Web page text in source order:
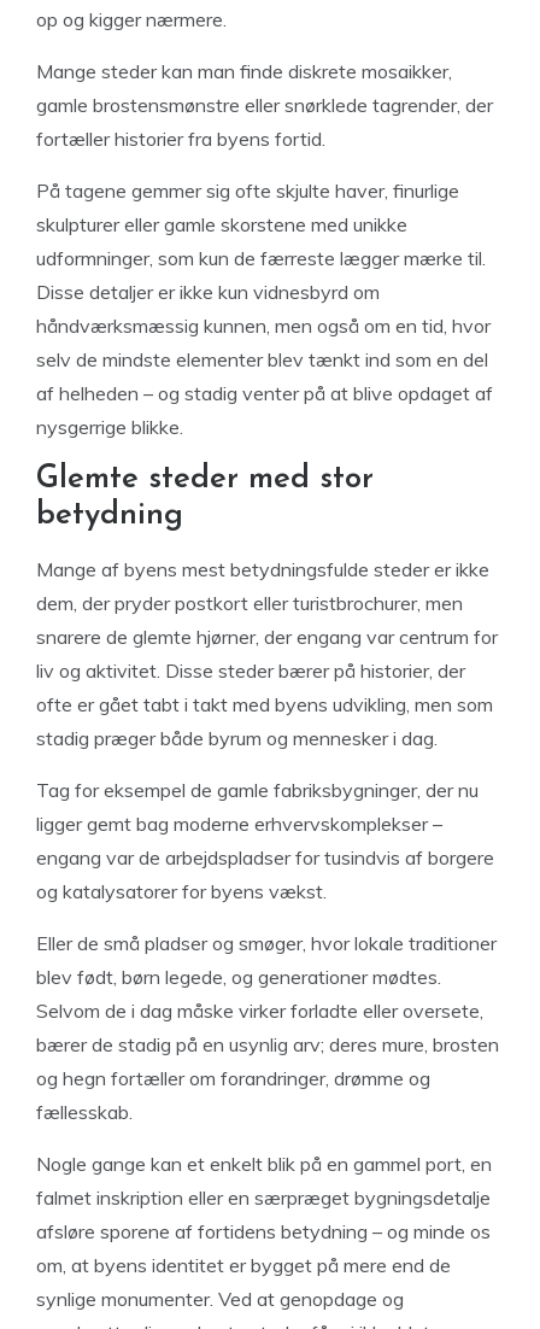
op og kigger nærmere.
Mange steder kan man finde diskrete mosaikker,
gamle brostensmønstre eller snørklede tagrender, der
fortæller historier fra byens fortid.
På tagene gemmer sig ofte skjulte haver, finurlige
skulpturer eller gamle skorstene med unikke
udformninger, som kun de færreste lægger mærke til.
Disse detaljer er ikke kun vidnesbyrd om
håndværksmæssig kunnen, men også om en tid, hvor
selv de mindste elementer blev tænkt ind som en del
af helheden – og stadig venter på at blive opdaget af
nysgerrige blikke.
Glemte steder med stor
betydning
Mange af byens mest betydningsfulde steder er ikke
dem, der pryder postkort eller turistbrochurer, men
snarere de glemte hjørner, der engang var centrum for
liv og aktivitet. Disse steder bærer på historier, der
ofte er gået tabt i takt med byens udvikling, men som
stadig præger både byrum og mennesker i dag.
Tag for eksempel de gamle fabriksbygninger, der nu
ligger gemt bag moderne erhvervskomplekser –
engang var de arbejdspladser for tusindvis af borgere
og katalysatorer for byens vækst.
Eller de små pladser og smøger, hvor lokale traditioner
blev født, børn legede, og generationer mødtes.
Selvom de i dag måske virker forladte eller oversete,
bærer de stadig på en usynlig arv; deres mure, brosten
og hegn fortæller om forandringer, drømme og
fællesskab.
Nogle gange kan et enkelt blik på en gammel port, en
falmet inskription eller en særpræget bygningsdetalje
afsløre sporene af fortidens betydning – og minde os
om, at byens identitet er bygget på mere end de
synlige monumenter. Ved at genopdage og